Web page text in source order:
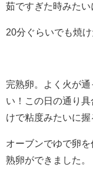
茹ですぎた時みたい
20分ぐらいでも焼
完熟卵。よく火が
い！この日の通り
けで粘度みたいに握
オーブンでゆで卵
熟卵ができました。